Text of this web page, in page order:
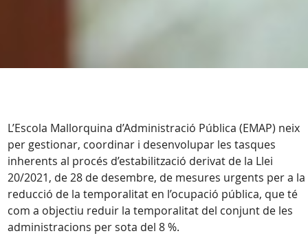
L’Escola Mallorquina d’Administració Pública (EMAP) neix
per gestionar, coordinar i desenvolupar les tasques
inherents al procés d’estabilització derivat de la Llei
20/2021, de 28 de desembre, de mesures urgents per a la
reducció de la temporalitat en l’ocupació pública, que té
com a objectiu reduir la temporalitat del conjunt de les
administracions per sota del 8 %.